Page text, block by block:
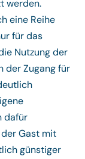
werden.
eine Reihe
für das
Nutzung der
der Zugang für
dafür
Gast mit
günstiger